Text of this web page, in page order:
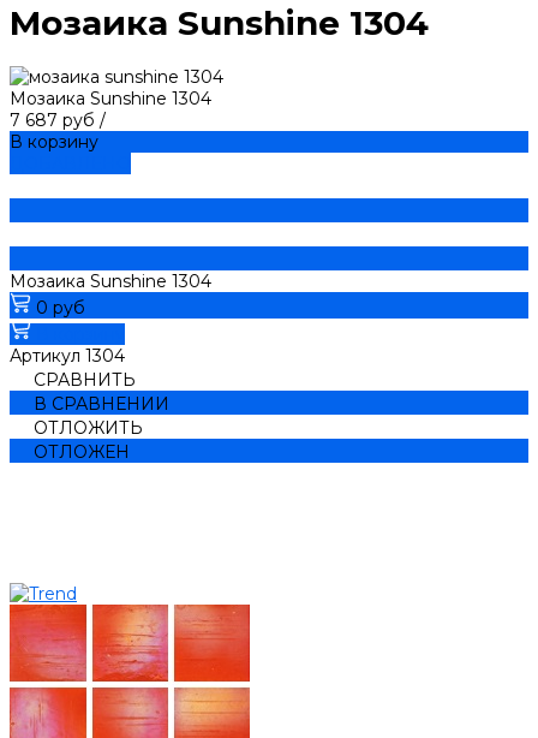
Мозаика Sunshine 1304
Мозаика Sunshine 1304
7 687 руб /
В корзину
Мозаика Sunshine 1304
0 руб
Артикул 1304
СРАВНИТЬ
В СРАВНЕНИИ
ОТЛОЖИТЬ
ОТЛОЖЕН